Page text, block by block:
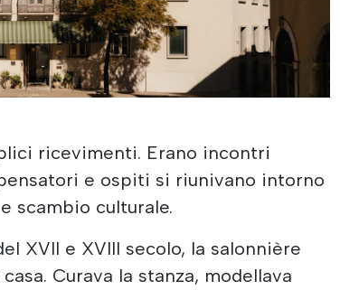
ricevimenti. Erano incontri
e ospiti si riunivano intorno
scambio culturale.
XVII e XVIII secolo, la salonnière
Curava la stanza, modellava